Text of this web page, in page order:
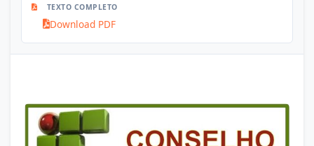
TEXTO COMPLETO
Download PDF